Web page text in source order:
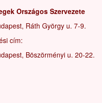
Országos Szervezete
Ráth György u. 7-9.
cím:
Böszörményi u. 20-22.